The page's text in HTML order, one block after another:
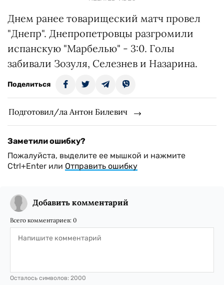
Днем ранее товарищеский матч провел
"Днепр". Днепропетровцы разгромили
испанскую "Марбелью" - 3:0. Голы
забивали Зозуля, Селезнев и Назарина.
Поделиться
Подготовил/ла Антон Билевич
Заметили ошибку?
Пожалуйста, выделите ее мышкой и нажмите
Ctrl+Enter или Отправить ошибку
Добавить комментарий
Всего комментариев: 0
Осталось символов: 2000